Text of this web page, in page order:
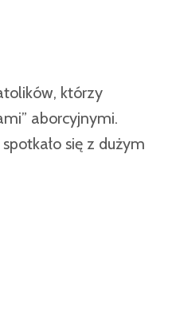
którzy
aborcyjnymi.
się z dużym